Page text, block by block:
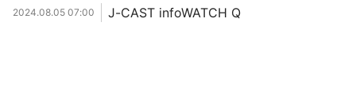
2024.08.05 07:00 J-CAST infoWATCH Q